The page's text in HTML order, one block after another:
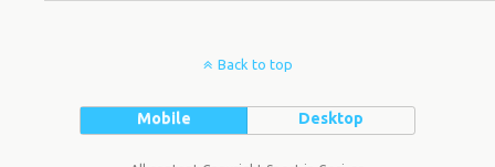
Back to top
Mobile Desktop